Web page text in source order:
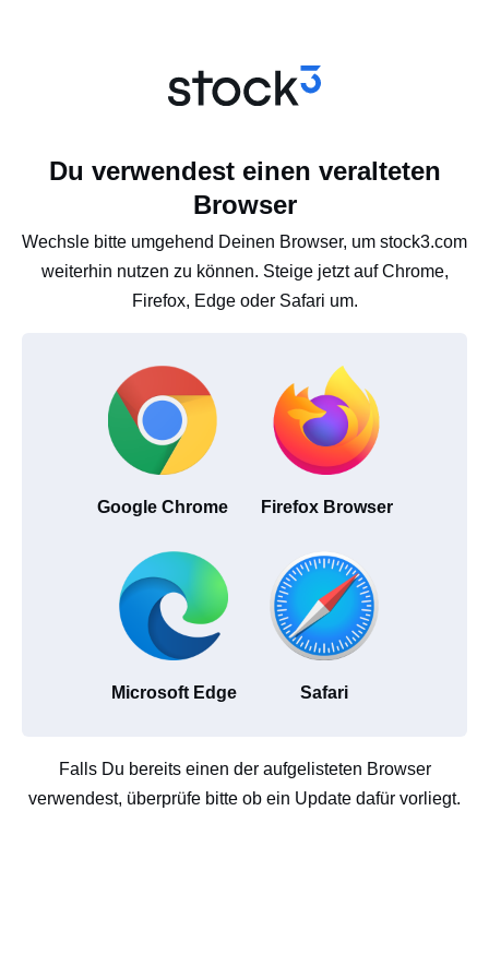
Du verwendest einen veralteten
Browser
Wechsle bitte umgehend Deinen Browser, um stock3.com
weiterhin nutzen zu können. Steige jetzt auf Chrome,
Firefox, Edge oder Safari um.
Google Chrome Firefox Browser
Microsoft Edge Safari
Falls Du bereits einen der aufgelisteten Browser
verwendest, überprüfe bitte ob ein Update dafür vorliegt.